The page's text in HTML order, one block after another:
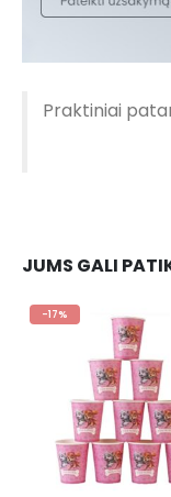
Praktiniai
JUMS GALI
-17%